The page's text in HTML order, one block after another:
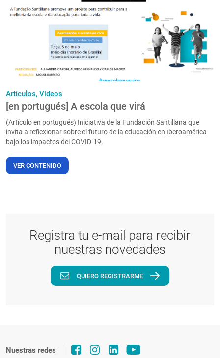
Artículos, Videos
[en portugués] A escola que virá
(Artículo en portugués) Iniciativa de la Fundación Santillana que
invita a reflexionar sobre el futuro de la educación en Iberoamérica
bajo los impactos del COVID-19.
VER CONTENIDO
Registra tu e-mail para recibir
nuestras novedades
QUIERO REGISTRARME
Nuestras redes